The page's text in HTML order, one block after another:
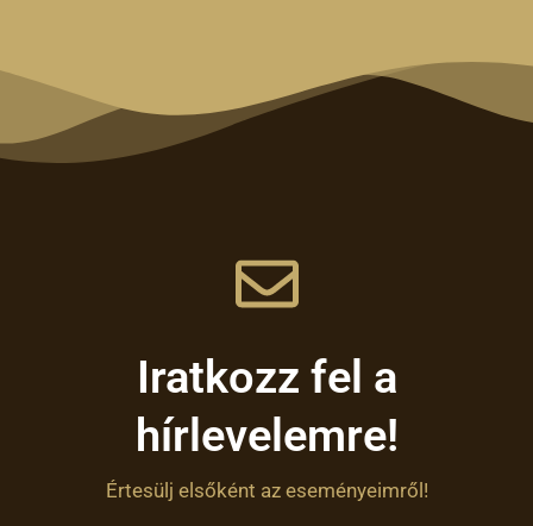
Iratkozz fel a
hírlevelemre!
Értesülj elsőként az eseményeimről!